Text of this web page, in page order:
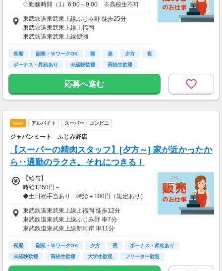
【交通費】
なし
◆自宅最寄駅で集合&解散！
駅から現地までは車で送迎あり！
◇勤務時間（1）6:00～9:00 ※高校生不可
時給1171円以上
研修10日間あり：＜研修中の基本時給は変わり
ません＞
時給1141円以上／高校生時給1141円以上
研修10日間あり：＜研修中の基本時給は変わり
ません＞
◇勤務時間（3）17:00～22:00 ※高校生可
時給1141円以上／高校生時給1141円以上
研修10日間あり：＜研修中の基本時給は変わり
ません＞
◇勤務時間（4）22:00～翌6:00 ※高校生不可
時給1426円以上
研修10日間あり：＜研修中の基本時給は変わり
ません＞
【給与支払】
月1回
【交通費】
なし
東武鉄道東武東上線ふじみ野 徒歩25分
東武鉄道東武東上線上福岡
東武鉄道東武東上線鶴瀬
東武鉄道東武東上線みずほ台
ＪＲ東日本川越線南古谷
長期 副業・ＷワークOK 朝 昼 夕方
夜
ボーナス・昇給あり
未経験歓迎 高校生歓迎
応募へ進む
new アルバイト スーパー・コンビニ
ジャパンミート ふじみ野店
【スーパーの精肉スタッフ】[夕方～] 家が近かったか
ら‥通勤のラクさ。それにつきる！
【給与】
時給1250円～
◆土日祝手当あり…時給＋100円（規定あり）
【給与支払】
月1回
なし
東武鉄道東武東上線上福岡 徒歩12分
東武鉄道東武東上線ふじみ野 車7分
東武鉄道東武東上線新河岸 車11分
東武鉄道東武東上線鶴瀬 車17分
ＪＲ東日本川越線南古谷 車18分
長期 副業・ＷワークOK 夕方 夜
ボーナス・昇給あり
未経験歓迎
高校生歓迎 大学生歓迎 フリーター歓迎